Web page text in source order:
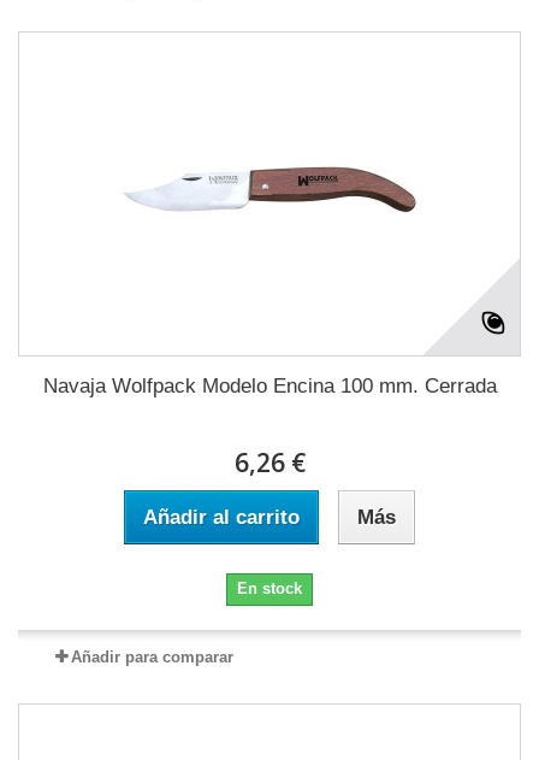
Navaja Wolfpack Modelo Encina 100 mm. Cerrada
6,26 €
Añadir al carrito Más
En stock
Añadir para comparar